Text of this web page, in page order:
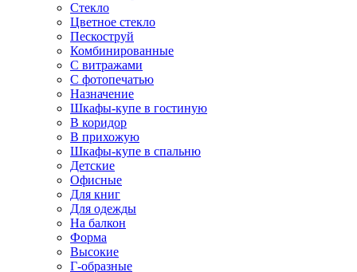
Стекло
Цветное стекло
Пескоструй
Комбинированные
С витражами
С фотопечатью
Назначение
Шкафы-купе в гостиную
В коридор
В прихожую
Шкафы-купе в спальню
Детские
Офисные
Для книг
Для одежды
На балкон
Форма
Высокие
Г-образные